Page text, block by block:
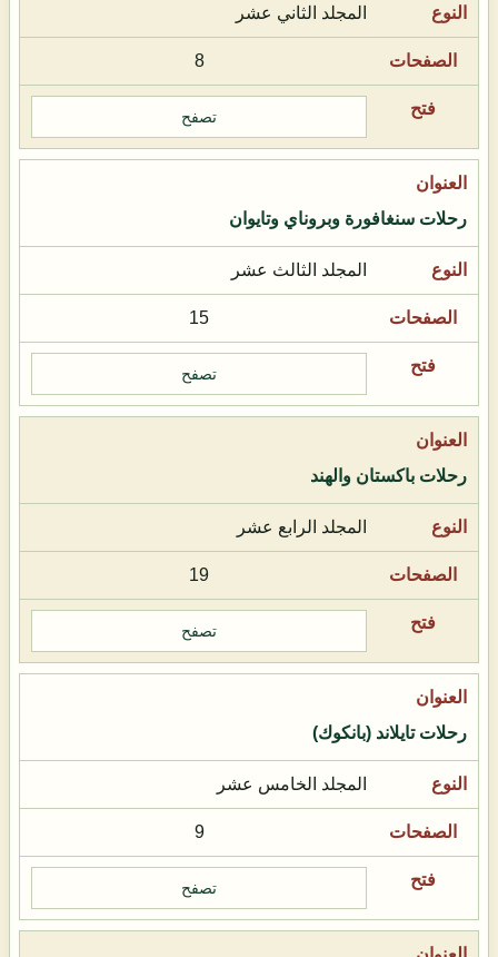
المجلد الثاني عشر
8
تصفح
رحلات سنغافورة وبروناي وتايوان
المجلد الثالث عشر
15
تصفح
رحلات باكستان والهند
المجلد الرابع عشر
19
تصفح
رحلات تايلاند (بانكوك)
المجلد الخامس عشر
9
تصفح